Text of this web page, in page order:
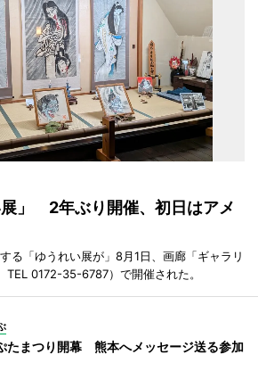
」 2年ぶり開催、初日はアメ
る「ゆうれい展が」8月1日、画廊「ギャラリ
TEL 0172-35-6787）で開催された。
たまつり開幕 熊本へメッセージ送る参加